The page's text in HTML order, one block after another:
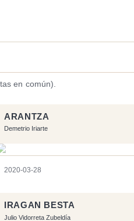
en común).
ARANTZA
Demetrio Iriarte
2020-03-28
IRAGAN BESTA
Julio Vidorreta Zubeldía